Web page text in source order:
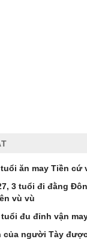
ăn may Tiền cứ
3 tuổi đi đằng
vù vù
tuổi đu đỉnh vận
của người Tày